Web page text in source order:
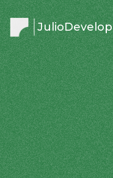
JulioDevelop